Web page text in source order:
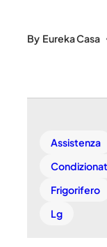
By Eureka Casa
Assistenza
Frigorifero
Lg